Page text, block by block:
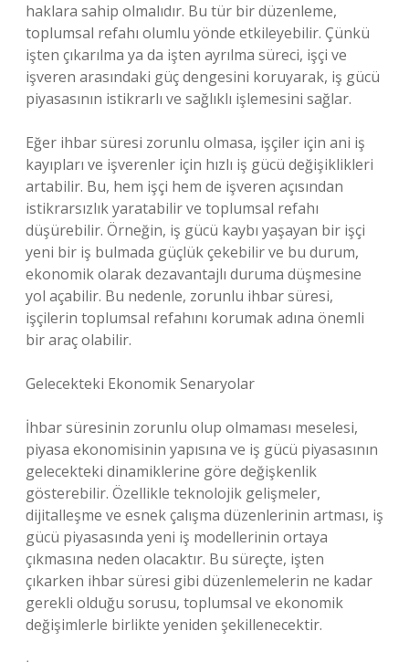
haklara sahip olmalıdır. Bu tür bir düzenleme,
toplumsal refahı olumlu yönde etkileyebilir. Çünkü
işten çıkarılma ya da işten ayrılma süreci, işçi ve
işveren arasındaki güç dengesini koruyarak, iş gücü
piyasasının istikrarlı ve sağlıklı işlemesini sağlar.
Eğer ihbar süresi zorunlu olmasa, işçiler için ani iş
kayıpları ve işverenler için hızlı iş gücü değişiklikleri
artabilir. Bu, hem işçi hem de işveren açısından
istikrarsızlık yaratabilir ve toplumsal refahı
düşürebilir. Örneğin, iş gücü kaybı yaşayan bir işçi
yeni bir iş bulmada güçlük çekebilir ve bu durum,
ekonomik olarak dezavantajlı duruma düşmesine
yol açabilir. Bu nedenle, zorunlu ihbar süresi,
işçilerin toplumsal refahını korumak adına önemli
bir araç olabilir.
Gelecekteki Ekonomik Senaryolar
İhbar süresinin zorunlu olup olmaması meselesi,
piyasa ekonomisinin yapısına ve iş gücü piyasasının
gelecekteki dinamiklerine göre değişkenlik
gösterebilir. Özellikle teknolojik gelişmeler,
dijitalleşme ve esnek çalışma düzenlerinin artması, iş
gücü piyasasında yeni iş modellerinin ortaya
çıkmasına neden olacaktır. Bu süreçte, işten
çıkarken ihbar süresi gibi düzenlemelerin ne kadar
gerekli olduğu sorusu, toplumsal ve ekonomik
değişimlerle birlikte yeniden şekillenecektir.